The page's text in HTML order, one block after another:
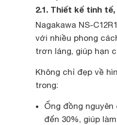
2.1. Thiết kế tinh
Nagakawa NS-
với nhiều phong
trơn láng, giúp hạn
Không chỉ đẹp về
trong:
Ống đồng
đến 30%, giúp